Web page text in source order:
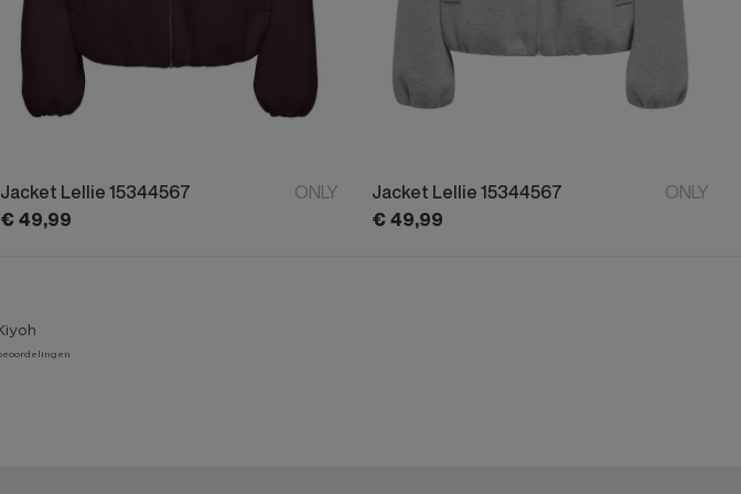
Jacket Lellie 15344567
ONLY
€ 49,99
Jacket Lellie 15344567
ONLY
€ 49,99